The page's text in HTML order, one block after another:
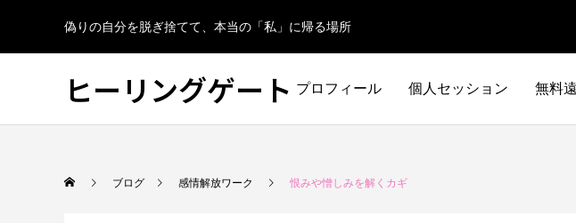
偽りの自分を脱ぎ捨てて、本当の「私」に帰る場所
ヒーリングゲート プロフィール 個人セッション 無料
ブログ 感情解放ワーク 恨みや憎しみを解くカギ